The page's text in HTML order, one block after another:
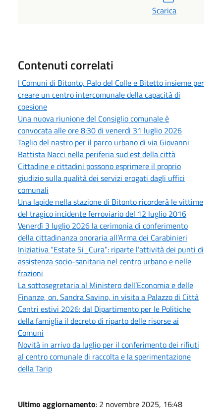
Scarica
Contenuti correlati
I Comuni di Bitonto, Palo del Colle e Bitetto insieme per
creare un centro intercomunale della capacità di
coesione
Una nuova riunione del Consiglio comunale è
convocata alle ore 8:30 di venerdì 31 luglio 2026
Taglio del nastro per il parco urbano di via Giovanni
Battista Nacci nella periferia sud est della città
Cittadine e cittadini possono esprimere il proprio
giudizio sulla qualità dei servizi erogati dagli uffici
comunali
Una lapide nella stazione di Bitonto ricorderà le vittime
del tragico incidente ferroviario del 12 luglio 2016
Venerdì 3 luglio 2026 la cerimonia di conferimento
della cittadinanza onoraria all’Arma dei Carabinieri
Iniziativa “Estate Si_Cura”: riparte l’attività dei punti di
assistenza socio-sanitaria nel centro urbano e nelle
frazioni
La sottosegretaria al Ministero dell’Economia e delle
Finanze, on. Sandra Savino, in visita a Palazzo di Città
Centri estivi 2026: dal Dipartimento per le Politiche
della famiglia il decreto di riparto delle risorse ai
Comuni
Novità in arrivo da luglio per il conferimento dei rifiuti
al centro comunale di raccolta e la sperimentazione
della Tarip
Ultimo aggiornamento: 2 novembre 2025, 16:48